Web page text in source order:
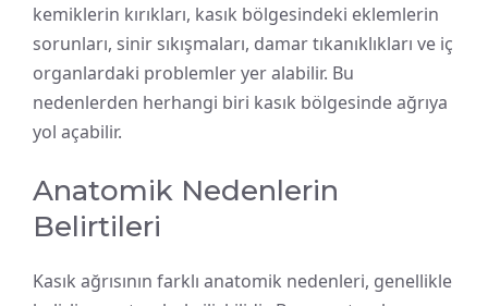
kemiklerin kırıkları, kasık bölgesindeki eklemlerin
sorunları, sinir sıkışmaları, damar tıkanıklıkları ve iç
organlardaki problemler yer alabilir. Bu
nedenlerden herhangi biri kasık bölgesinde ağrıya
yol açabilir.
Anatomik Nedenlerin
Belirtileri
Kasık ağrısının farklı anatomik nedenleri, genellikle